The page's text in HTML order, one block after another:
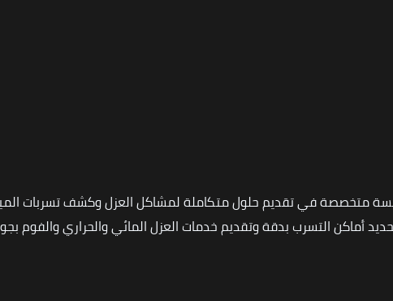
متخصصة في تقديم حلول متكاملة لمشاكل العزل وكشف تسربات
أماكن التسرب بدقة وتقديم خدمات العزل المائي والحراري والفوم